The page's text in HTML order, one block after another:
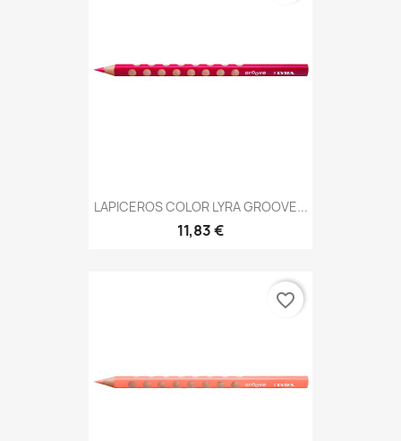
LAPICEROS COLOR LYRA GROOVE...
11,83 €
favorite_border